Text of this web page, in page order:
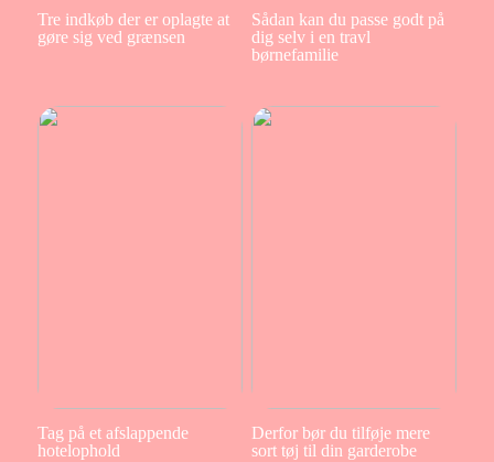
Tre indkøb der er oplagte at
gøre sig ved grænsen
Sådan kan du passe godt på
dig selv i en travl
børnefamilie
Tag på et afslappende
hotelophold
Derfor bør du tilføje mere
sort tøj til din garderobe